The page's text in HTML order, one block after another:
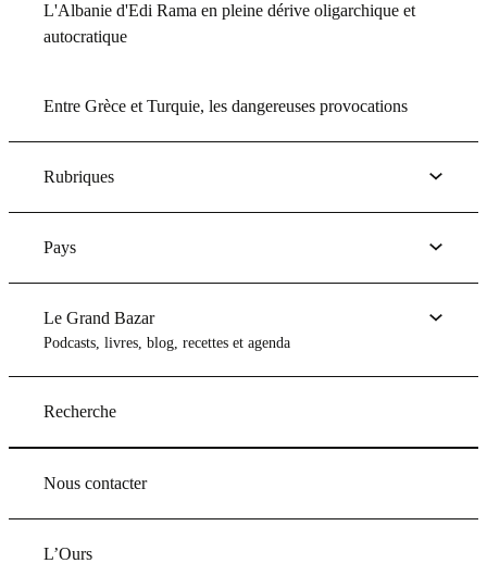
L'Albanie d'Edi Rama en pleine dérive oligarchique et
autocratique
Entre Grèce et Turquie, les dangereuses provocations
Rubriques
Pays
Le Grand Bazar
Podcasts, livres, blog, recettes et agenda
Recherche
Nous contacter
L’Ours